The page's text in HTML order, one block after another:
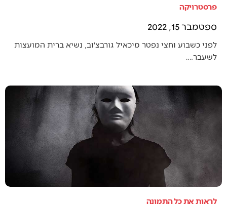
פרסטרויקה
ספטמבר 15, 2022
לפני כשבוע וחצי נפטר מיכאיל גורבצ׳וב, נשיא ברית המועצות
לשעבר.…
לראות את כל התמונה